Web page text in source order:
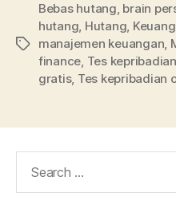
Tags
Bebas hutang, brain
hutang, Hutang,
manajemen keuangan,
finance, Tes
gratis, Tes kepribadian